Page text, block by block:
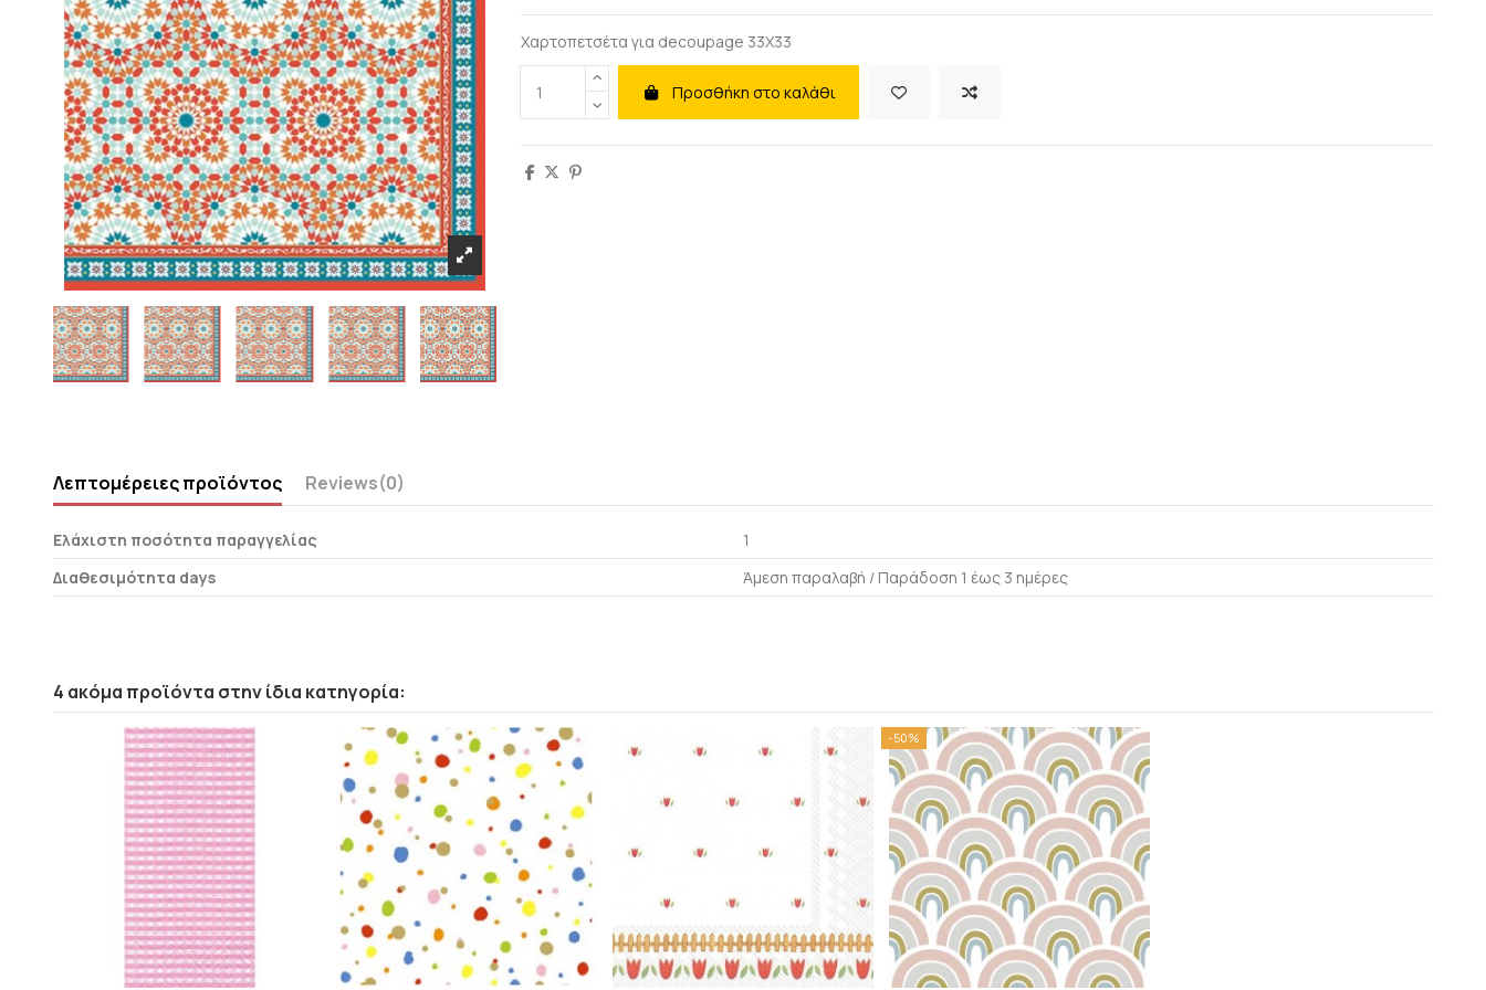
Χαρτοπετσέτα για decoupage 33X33
Προσθήκη στο καλάθι
Λεπτομέρειες προϊόντος Reviews(0)
Ελάχιστη ποσότητα παραγγελίας
1
Διαθεσιμότητα days
Άμεση παραλαβή / Παράδoση 1 έως 3 ημέρες
4 ακόμα προϊόντα στην ίδια κατηγορία:
-50%